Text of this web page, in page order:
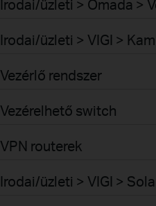
Irodai/üzleti > Omada >
Irodai/üzleti > VIGI >
Vezérlő rendszer
Vezérelhető switch
VPN routerek
Irodai/üzleti > VIGI >